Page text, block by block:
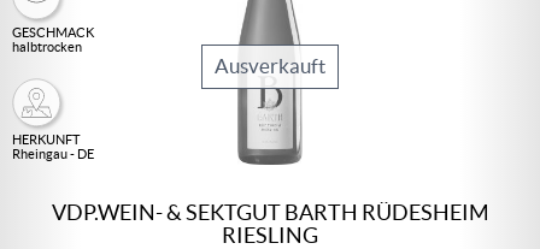
GESCHMACK
halbtrocken
HERKUNFT
Rheingau - DE
Ausverkauft
VDP.WEIN- & SEKTGUT BARTH RÜDESHEIM
RIESLING